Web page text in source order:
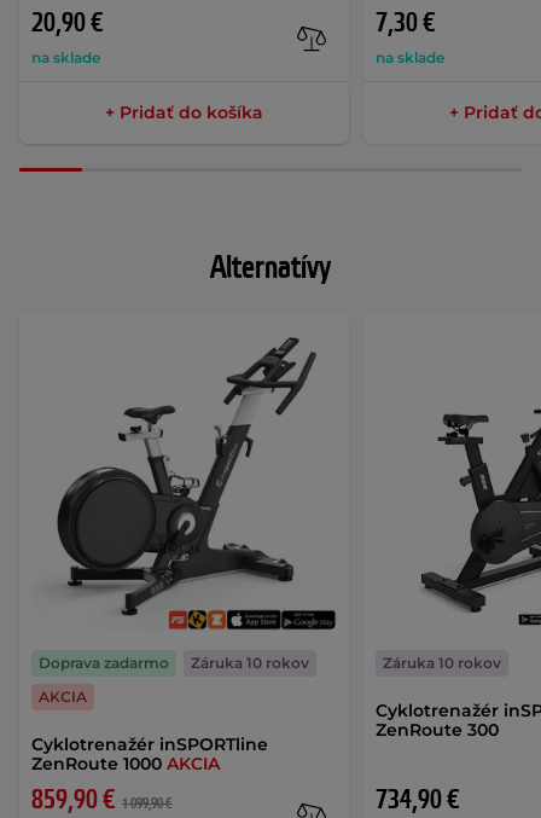
20,90 €
na sklade
+ Pridať do košíka
7,30 €
na sklade
+ Pridať
Alternatívy
Cyklotrenažér inSPORTline
ZenRoute 1000 AKCIA
859,90 € 1 099,90 €
Doprava zadarmo
Záruka 10 rokov
AKCIA
Cyklotrenažér
ZenRoute 300
734,90 €
Záruka 10 rokov